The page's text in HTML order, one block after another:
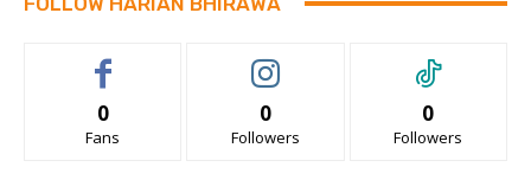
0
Fans
0
Followers
0
Followers